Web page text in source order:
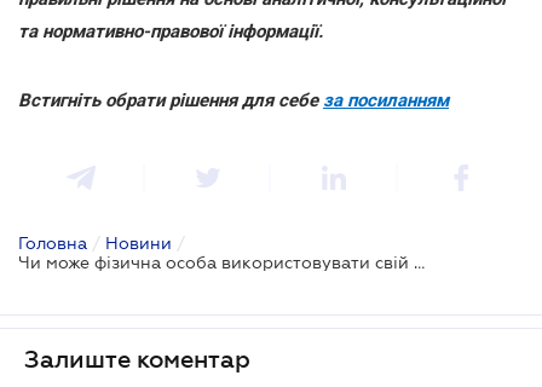
та нормативно-правової інформації.
Встигніть обрати рішення для себе за посиланням
Головна / Новини /
Чи може фізична особа використовувати свій КЕП для подання електронної звітності як ФОП?
Залиште коментар